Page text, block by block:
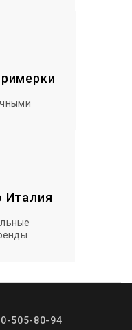
Италия
505-80-94